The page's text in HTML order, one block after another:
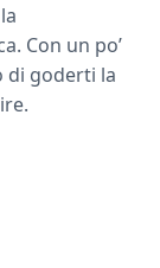
Con un po’
di goderti la